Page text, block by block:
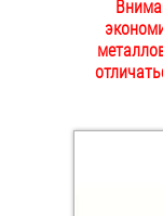
ОПЛАТА И
НАШИ
Втулки